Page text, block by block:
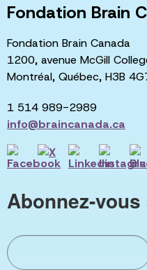
Fondation Brain
Fondation Brain Canada
1200, avenue McGill
Montréal, Québec, H3B
1 514 989-2989
info@braincanada.ca
Abonnez-